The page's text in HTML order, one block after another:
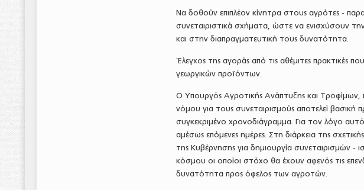
Να δοθούν επιπλέον κίνητρα στους αγρότες -
συνεταιριστικά σχήματα, ώστε να ενισχύσουν
και στην διαπραγματευτική τους δυνατότητα.
Έλεγχος της αγοράς από τις αθέμιτες πρακτικές
γεωργικών προϊόντων.
Ο Υπουργός Αγροτικής Ανάπτυξης και Τροφίμων,
νόμου για τους συνεταιρισμούς αποτελεί
συγκεκριμένο χρονοδιάγραμμα. Για τον λόγο
αμέσως επόμενες ημέρες. Στη διάρκεια της
της Κυβέρνησης για δημιουργία συνεταιρισμών
κόσμου οι οποίοι στόχο θα έχουν αφενός τις
δυνατότητα προς όφελος των αγροτών.